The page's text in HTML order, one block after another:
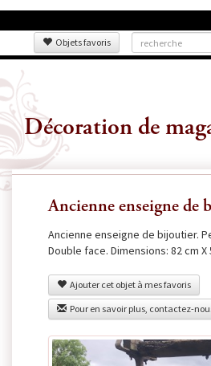
Objets favoris
Décoration de
Ancienne enseigne de
Ancienne enseigne de bijoutier.
Double face. Dimensions: 82 cm X
Ajouter cet objet à mes favoris
Pour en savoir plus, contactez-